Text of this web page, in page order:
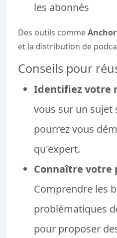
les abonnés
Des outils commeAnchor
et la distribution de
Conseils pour
Identifiez votre
vous sur un sujet
pourrez vous
qu'expert.
Connaître votre
Comprendre les
problématiques
pour proposer